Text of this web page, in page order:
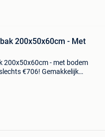
200x50x60cm - Met
200x50x60cm - met bodem
€706! Gemakkelijk